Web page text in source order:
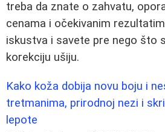
treba da znate o zahvatu,
cenama i očekivanim
iskustva i savete pre nego što
korekciju ušiju.
Kako koža dobija novu boju i
tretmanima, prirodnoj nezi i
lepote